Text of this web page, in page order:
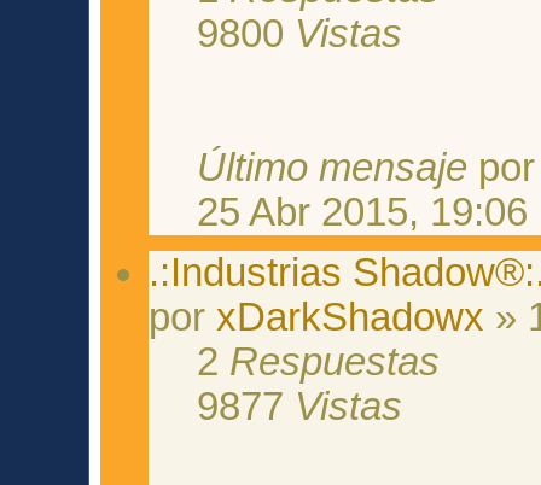
9800 Vistas
Último mensaje
25 Abr 2015, 19:06
.:Industrias
porxDarkShadowx »
2 Respuestas
9877 Vistas